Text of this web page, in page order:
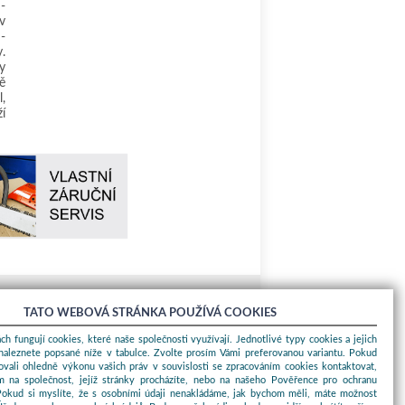
O nákupu
Obchodní podmínky
O nás
Jak nakupovat
Kontakty a adresy
TATO WEBOVÁ STRÁNKA POUŽÍVÁ COOKIES
fungují cookies, které naše společnosti využívají. Jednotlivé typy cookies a jejich
popsané níže v tabulce. Zvolte prosím Vámi preferovanou variantu. Pokud
ohledně výkonu vašich práv v souvislosti se zpracováním cookies kontaktovat,
na společnost, jejíž stránky procházíte, nebo na našeho Pověřence pro ochranu
si myslíte, že s osobními údaji nenakládáme, jak bychom měli, máte možnost